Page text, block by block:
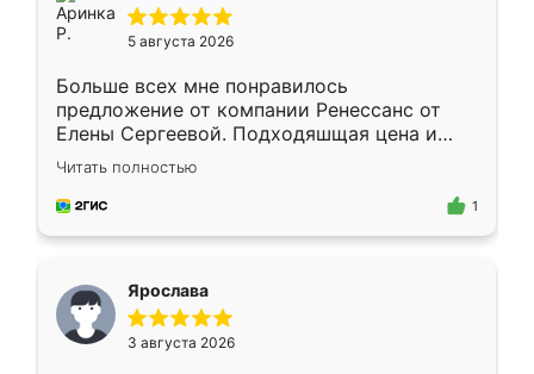
5 августа 2026
Больше всех мне понравилось
предложение от компании Ренессанс от
Елены Сергеевой. Подходяшщая цена и
короткие сроки изготовления. Приехавший
для замера сотрудник Владислав
предложил по моему эскизу самый
Читать полностью
1
Ярослава
3 августа 2026